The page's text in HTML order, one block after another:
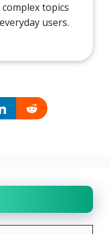
topics
users.